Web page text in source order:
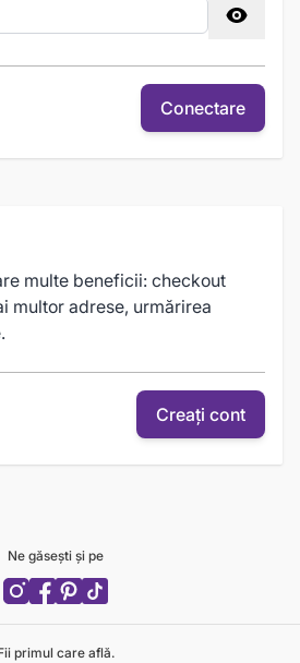
Conectare
multe beneficii: checkout
multor adrese, urmărirea
Creați cont
Ne găsești și pe
primul care află.